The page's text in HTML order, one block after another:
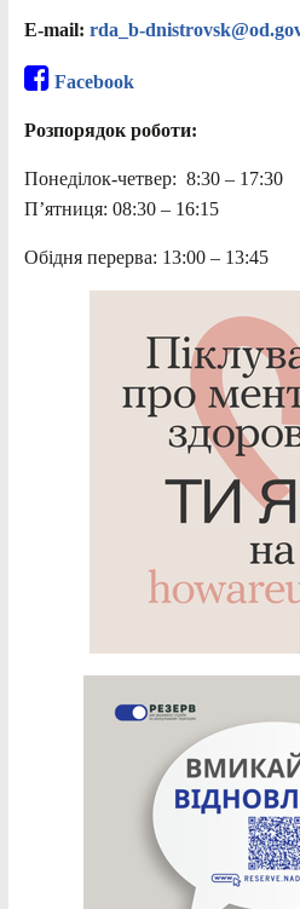
E-mail: rda_b-
Facebook
Розпорядок роботи:
Понеділок-четвер: 8:30 – 17:30
П’ятниця: 08:30 – 16:15
Обідня перерва: 13:00 – 13:45